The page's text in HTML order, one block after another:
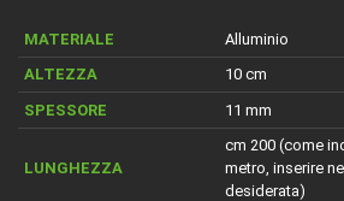
MATERIALE
Alluminio
ALTEZZA
10 cm
SPESSORE
11 mm
LUNGHEZZA
cm 200 (come
metro, inserire
desiderata)